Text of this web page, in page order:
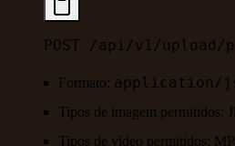
POST /api/v1/upload/
Formato: application/
Tipos de imagem permitidos:
Tipos de vídeo permitidos: